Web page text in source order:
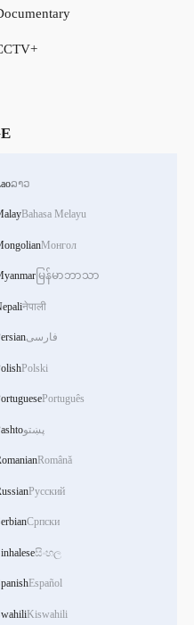
ລາວ
Bahasa Melayu
Монгол
မြန်မာဘာသာ
नेपाली
فارسی
Polski
Português
پښتو
Română
Русский
Српски
සිංහල
Español
Kiswahili